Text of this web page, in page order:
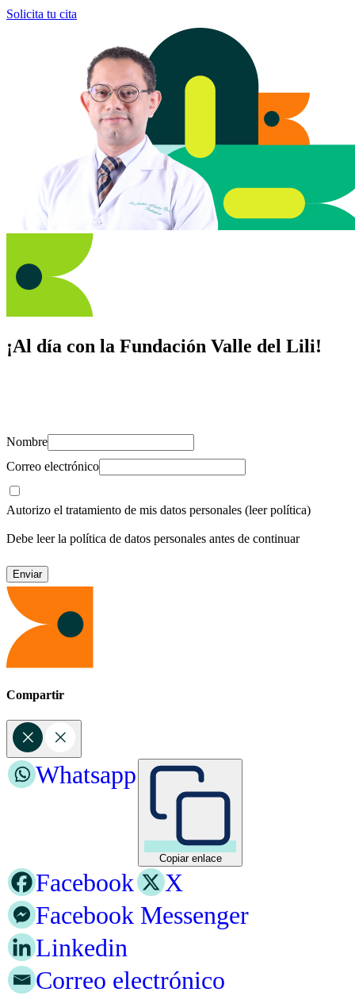
Solicita tu cita
¡Al día con la Fundación Valle del Lili!
Nombre
Correo electrónico
Autorizo el tratamiento de mis datos personales (leer política)
Debe leer la política de datos personales antes de continuar
Compartir
Copiar enlace
Whatsapp
Facebook
X
Facebook Messenger
Linkedin
Correo electrónico